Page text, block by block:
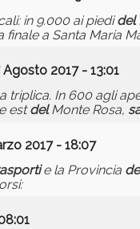
in 9.000 ai piedidel
finale a Santa Maria
Agosto 2017 - 13:01
triplica. In 600 agli
estdelMonte Rosa,
2017 - 18:07
e la Provincia